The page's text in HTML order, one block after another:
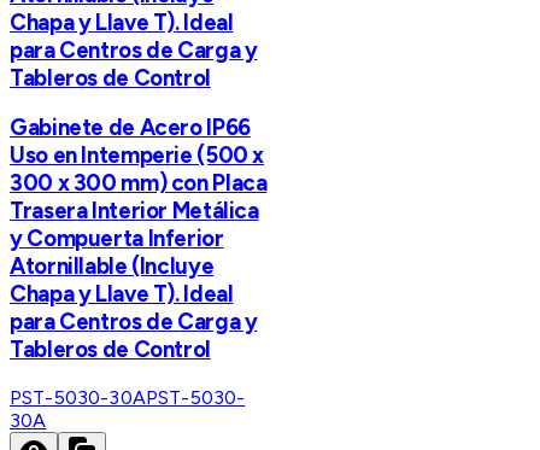
Chapa y Llave T). Ideal
para Centros de Carga y
Tableros de Control
Gabinete de Acero IP66
Uso en Intemperie (500 x
300 x 300 mm) con Placa
Trasera Interior Metálica
y Compuerta Inferior
Atornillable (Incluye
Chapa y Llave T). Ideal
para Centros de Carga y
Tableros de Control
PST-5030-30APST-5030-
30A